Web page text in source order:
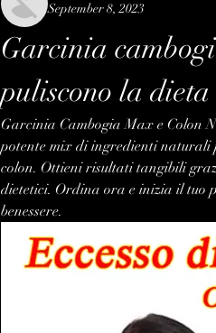
September 8, 2023
Garcinia
puliscono la dieta
Garcinia Cambogia Max e Colon
potente mix di ingredienti
colon. Ottieni risultati tangibili
dietetici. Ordina ora e inizia il tuo
benessere.